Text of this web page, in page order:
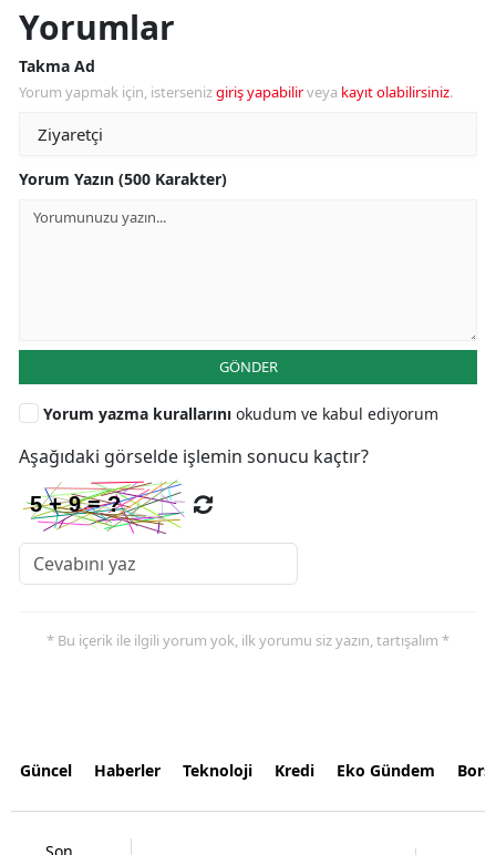
Yorumlar
Takma Ad
Yorum yapmak için, istersenizgiriş yapabilirveya kayıt olabilirsiniz.
Yorum Yazın (500 Karakter)
GÖNDER
Yorum yazma kurallarını okudum ve kabul ediyorum
Aşağıdaki görselde işlemin sonucu kaçtır?
* Bu içerik ile ilgili yorum yok, ilk yorumu siz yazın, tartışalım *
Güncel Haberler Teknoloji Kredi Eko Gündem
Son